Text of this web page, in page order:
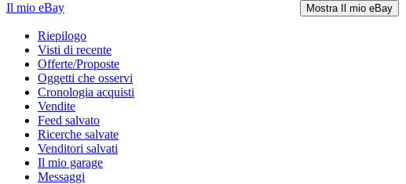
Il mio eBay Mostra Il mio eBay
Riepilogo
Visti di recente
Offerte/Proposte
Oggetti che osservi
Cronologia acquisti
Vendite
Feed salvato
Ricerche salvate
Venditori salvati
Il mio garage
Messaggi